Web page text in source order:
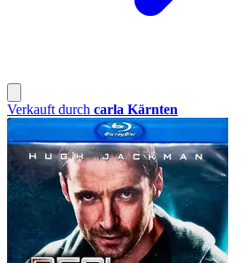
Verkauft durch carla Kärnten